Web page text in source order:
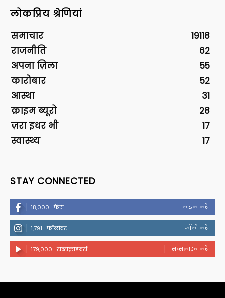
लोकप्रिय श्रेणियां
समाचार
19118
राजनीति
62
अपना ज़िला
55
कारोबार
52
आस्था
31
क्राइम ब्यूरो
28
ज़रा इधर भी
17
स्वास्थ्य
17
STAY CONNECTED
18,000 फैंस लाइक करें
1,791 फॉलोवर फॉलो करें
179,000 सब्सक्राइबर्स सब्सक्राइब करें